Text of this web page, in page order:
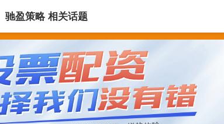
大杠杆炒股平台 十大杠杆炒股平台
驰盈策略 相关话题